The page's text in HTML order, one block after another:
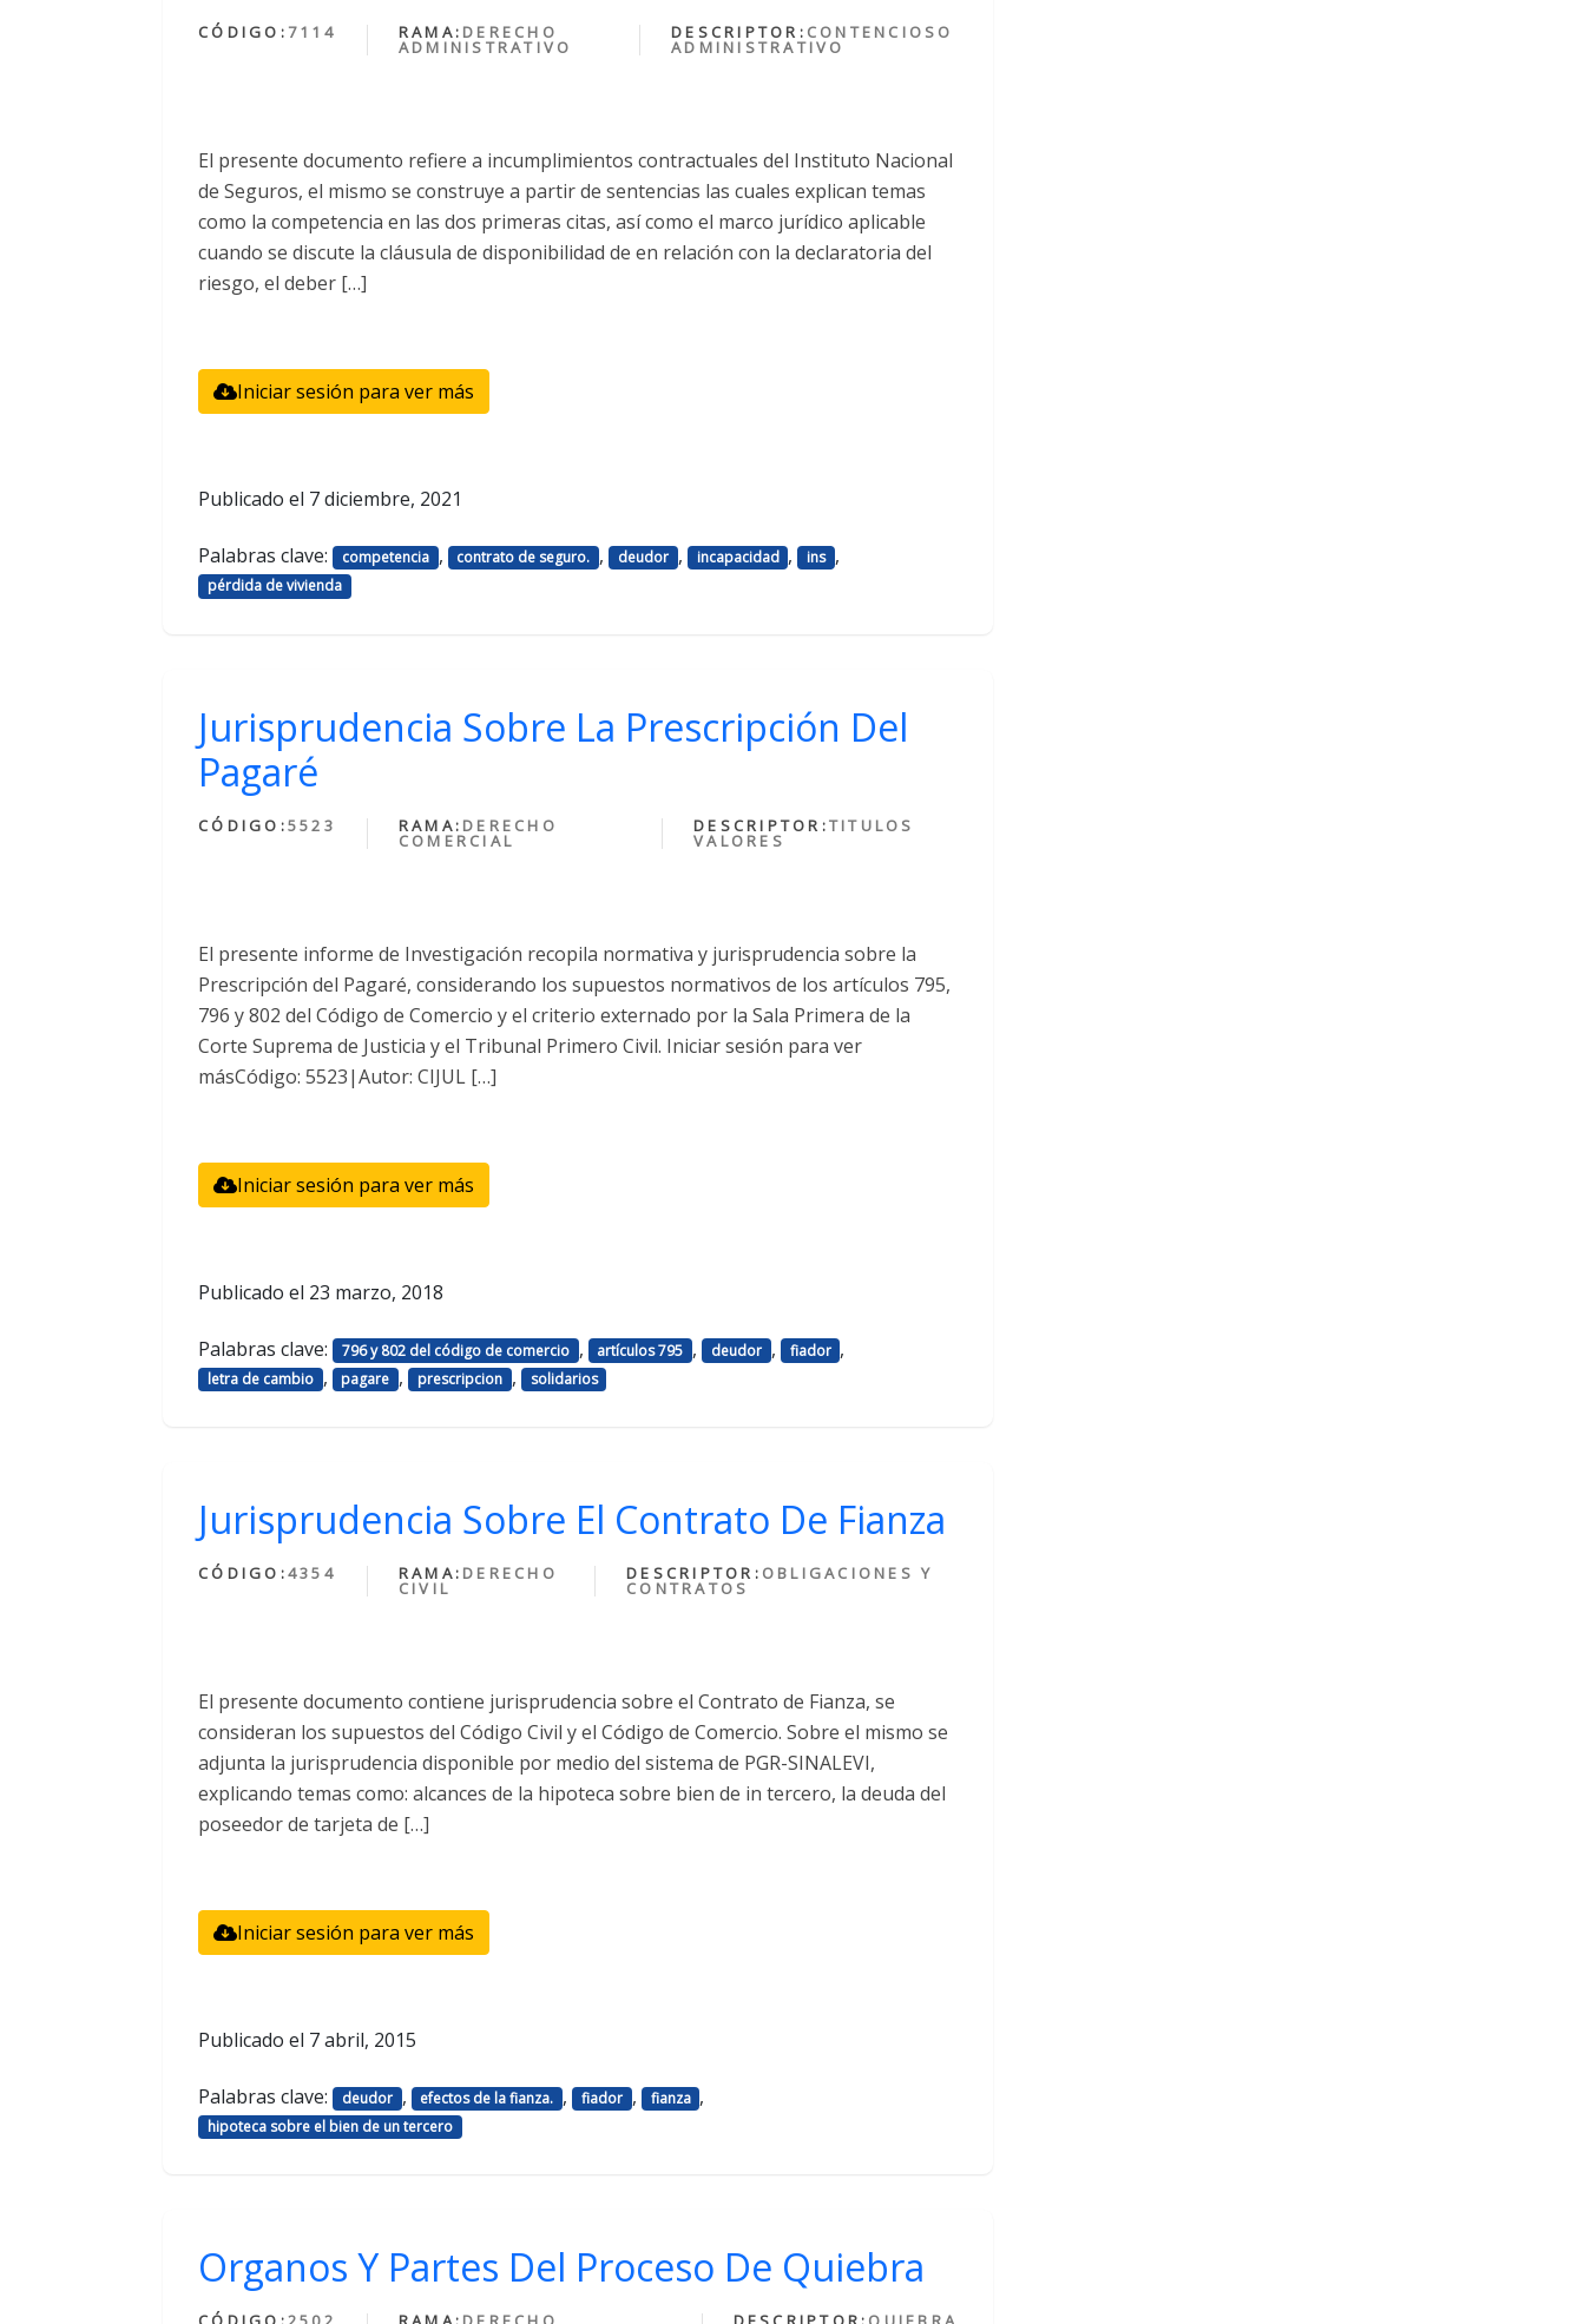
CÓDIGO: 7114 RAMA: DERECHO
ADMINISTRATIVO
DESCRIPTOR: CONTENCIOSO
ADMINISTRATIVO
El presente documento refiere a incumplimientos contractuales del Instituto Nacional
de Seguros, el mismo se construye a partir de sentencias las cuales explican temas
como la competencia en las dos primeras citas, así como el marco jurídico aplicable
cuando se discute la cláusula de disponibilidad de en relación con la declaratoria del
riesgo, el deber […]
Iniciar sesión para ver más
Publicado el 7 diciembre, 2021
Palabras clave: competencia , contrato de seguro. , deudor , incapacidad , ins ,
pérdida de vivienda
Jurisprudencia Sobre La Prescripción Del
Pagaré
CÓDIGO:5523 RAMA: DERECHO
COMERCIAL
DESCRIPTOR:TITULOS
VALORES
El presente informe de Investigación recopila normativa y jurisprudencia sobre la
Prescripción del Pagaré, considerando los supuestos normativos de los artículos 795,
796 y 802 del Código de Comercio y el criterio externado por la Sala Primera de la
Corte Suprema de Justicia y el Tribunal Primero Civil. Iniciar sesión para ver
másCódigo: 5523|Autor: CIJUL […]
Iniciar sesión para ver más
Publicado el 23 marzo, 2018
Palabras clave: 796 y 802 del código de comercio , artículos 795 , deudor , fiador ,
letra de cambio , pagare , prescripcion , solidarios
Jurisprudencia Sobre El Contrato De Fianza
CÓDIGO:4354 RAMA: DERECHO
CIVIL
DESCRIPTOR: OBLIGACIONES Y
CONTRATOS
El presente documento contiene jurisprudencia sobre el Contrato de Fianza, se
consideran los supuestos del Código Civil y el Código de Comercio. Sobre el mismo se
adjunta la jurisprudencia disponible por medio del sistema de PGR-SINALEVI,
explicando temas como: alcances de la hipoteca sobre bien de in tercero, la deuda del
poseedor de tarjeta de […]
Iniciar sesión para ver más
Publicado el 7 abril, 2015
Palabras clave: deudor , efectos de la fianza. , fiador , fianza ,
hipoteca sobre el bien de un tercero
Organos Y Partes Del Proceso De Quiebra